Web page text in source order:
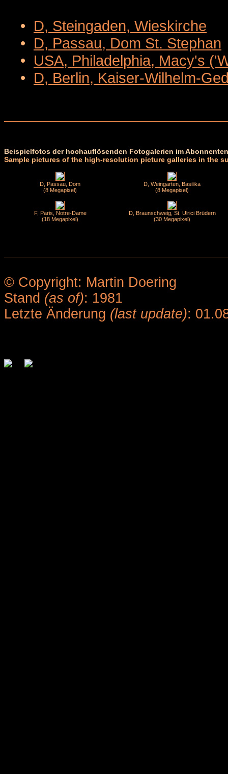
• D, Steingaden, Wieskirche
• D, Passau, Dom St. Stephan
• USA, Philadelphia, Macy's
• D, Berlin, Kaiser-Wilhelm-
Beispielfotos der hochauflösenden Fotogalerien im
Sample pictures of the high-resolution picture galleries in the
D, Passau, Dom
(8 Megapixel)
D, Weingarten, Basilika
(8 Megapixel)
F, Paris, Notre-Dame
(18 Megapixel)
D, Braunschweig, St. Ulrici Brüdern
(30 Megapixel)
© Copyright: Martin Doering
Stand (as of): 1981
Letzte Änderung (last update):